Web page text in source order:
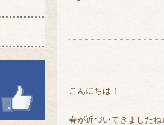
こんにちは！
春が近づいてきました